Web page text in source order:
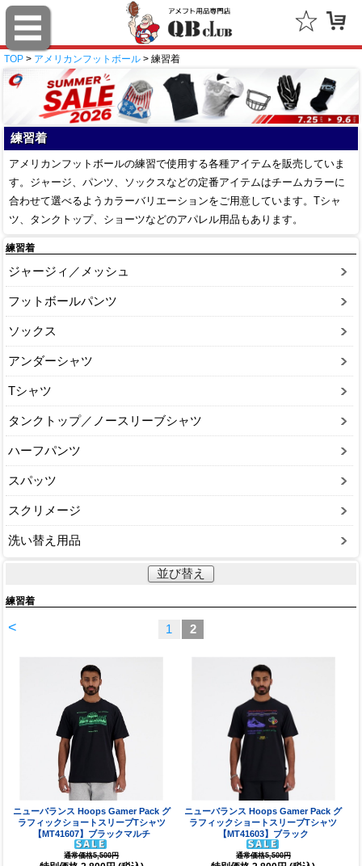
TOP > アメリカンフットボール > 練習着
練習着
アメリカンフットボールの練習で使用する各種アイテムを販売していま
す。ジャージ、パンツ、ソックスなどの定番アイテムはチームカラーに
合わせて選べるようカラーバリエーションをご用意しています。Tシャ
ツ、タンクトップ、ショーツなどのアパレル用品もあります。
練習着
ジャージィ／メッシュ
フットボールパンツ
ソックス
アンダーシャツ
Tシャツ
タンクトップ／ノースリーブシャツ
ハーフパンツ
スパッツ
スクリメージ
洗い替え用品
並び替え
練習着
< 1 2
ニューバランス Hoops Gamer Pack グ
ラフィックショートスリーブTシャツ
【MT41607】ブラックマルチ
通常価格5,500円
ニューバランス Hoops Gamer Pack グ
ラフィックショートスリーブTシャツ
【MT41603】ブラック
通常価格5,500円